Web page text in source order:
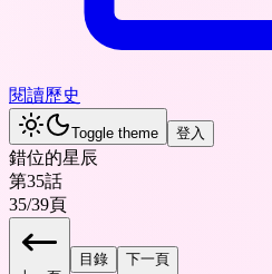
閱讀歷史
Toggle theme 登入
錯位的星辰
第35話
35/39頁
目錄 下一頁